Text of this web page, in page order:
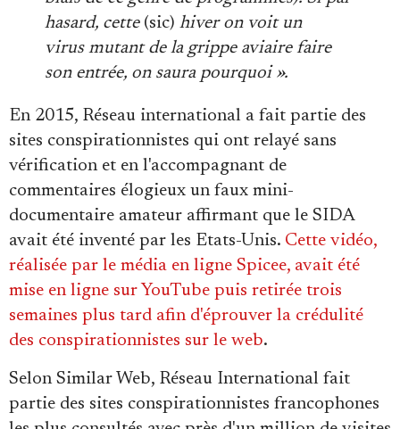
hasard, cette (sic) hiver on voit un
virus mutant de la grippe aviaire faire
son entrée, on saura pourquoi ».
En 2015, Réseau international a fait partie des
sites conspirationnistes qui ont relayé sans
vérification et en l'accompagnant de
commentaires élogieux un faux mini-
documentaire amateur affirmant que le SIDA
avait été inventé par les Etats-Unis. Cette vidéo,
réalisée par le média en ligne Spicee, avait été
mise en ligne sur YouTube puis retirée trois
semaines plus tard afin d'éprouver la crédulité
des conspirationnistes sur le web.
Selon Similar Web, Réseau International fait
partie des sites conspirationnistes francophones